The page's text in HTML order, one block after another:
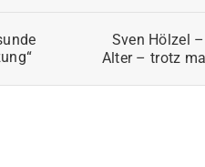
Sven Hölzel
Alter – trotz